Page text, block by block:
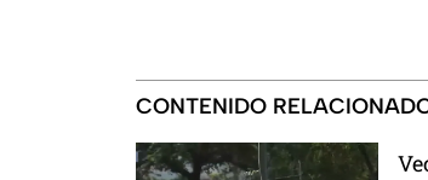
CONTENIDO